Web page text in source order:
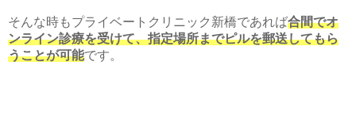
そんな時もプライベートクリニック新橋であれば合間でオ
ンライン診療を受けて、指定場所までピルを郵送してもら
うことが可能です。